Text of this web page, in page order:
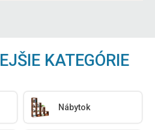
KATEGÓRIE
Nábytok